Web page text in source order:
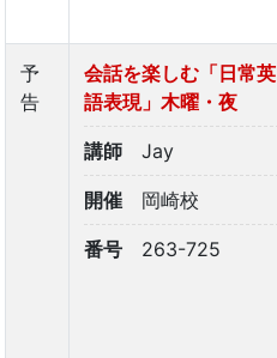
予
告
会話を楽しむ「日常英
語表現」木曜・夜
講師 Jay
開催 岡崎校
番号 263-725